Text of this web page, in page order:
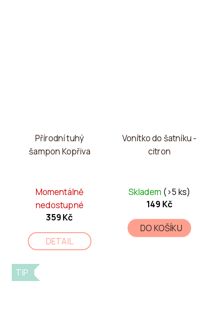
Přírodní tuhý
šampon Kopřiva
Momentálně
nedostupné
359 Kč
DETAIL
Vonítko do šatníku -
citron
Skladem (>5 ks)
149 Kč
DO KOŠÍKU
TIP